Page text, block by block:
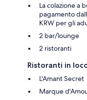
La colazione a
pagamento
KRW per gli
2 bar/lounge
2 ristoranti
Ristoranti in
L'Amant Secret
Marque